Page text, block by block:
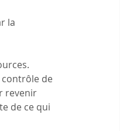
la
contrôle de
revenir
de ce qui